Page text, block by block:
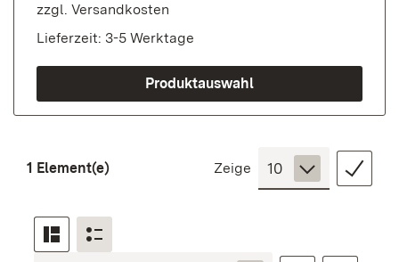
zzgl. Versandkosten
Lieferzeit: 3-5 Werktage
Produktauswahl
1 Element(e) Zeige